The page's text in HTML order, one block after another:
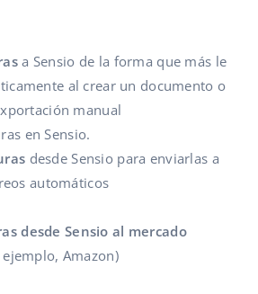
a Sensio de la forma que más le
al crear un documento o
manual
en Sensio.
desde Sensio para enviarlas a
automáticos
desde Sensio al mercado
Amazon)